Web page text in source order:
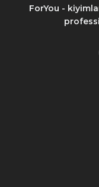
ForYou -